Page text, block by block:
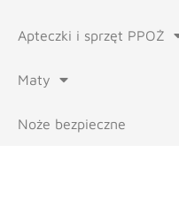
Apteczki i sprzęt PPOŻ
Maty
Noże bezpieczne